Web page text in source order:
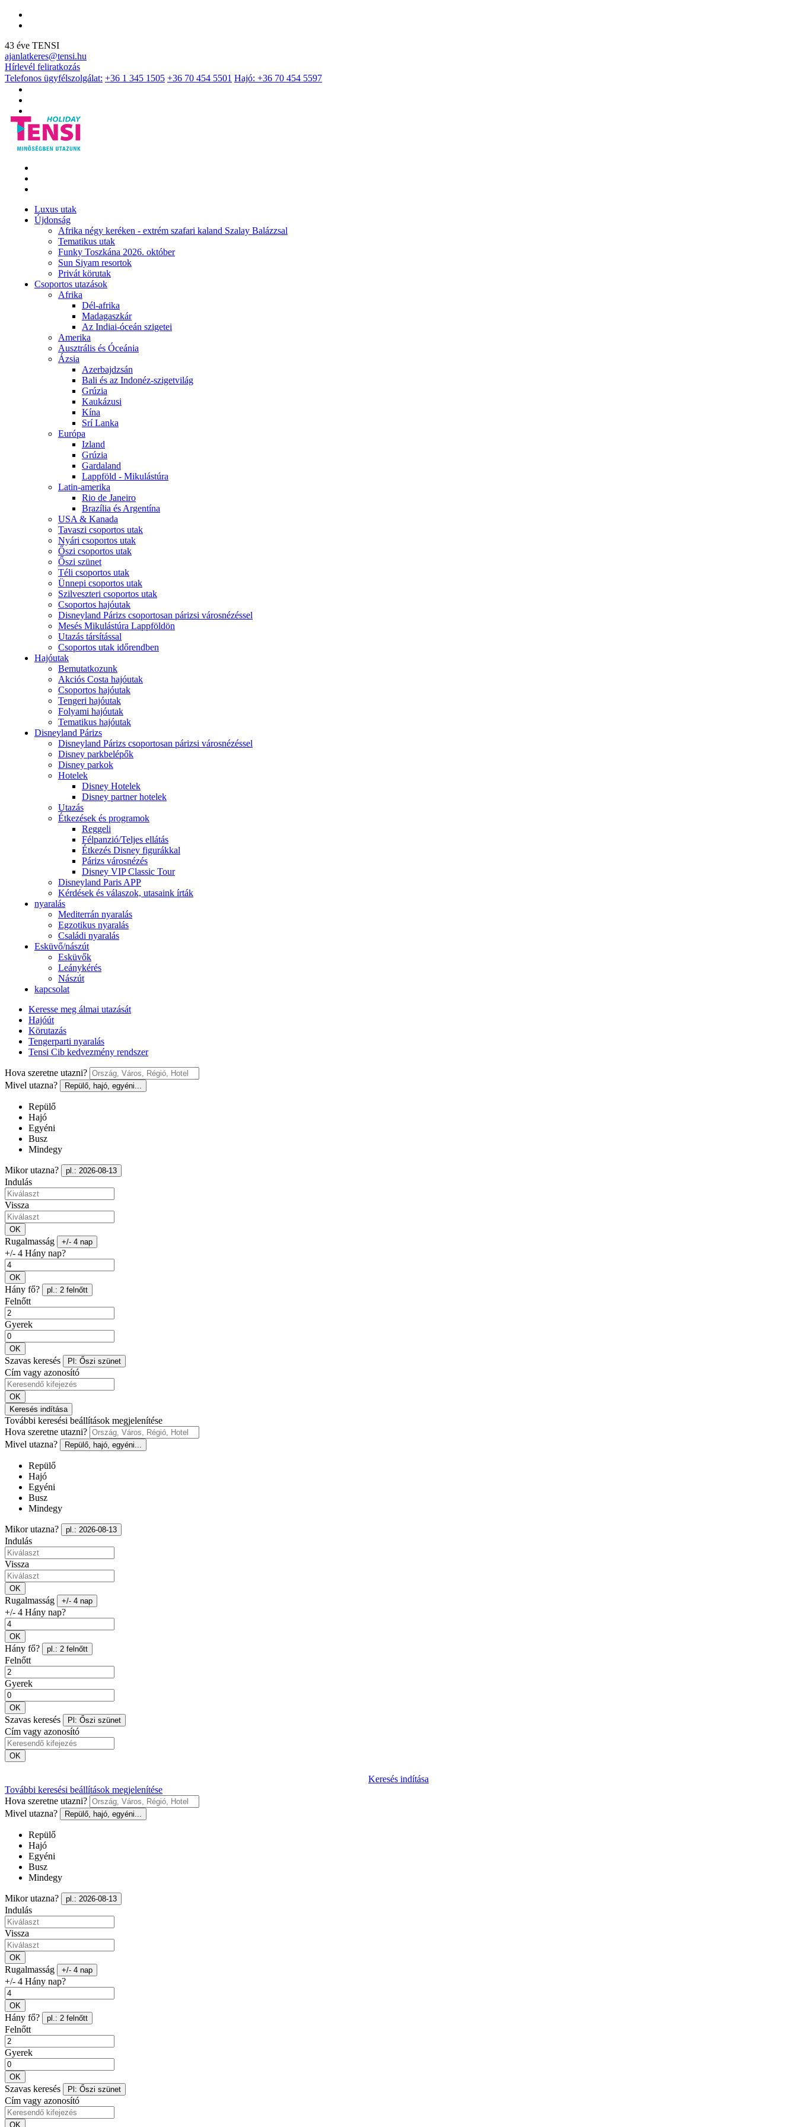
43 éve TENSI
ajanlatkeres@tensi.hu
Hírlevél feliratkozás
Telefonos ügyfélszolgálat: +36 1 345 1505 +36 70 454 5501 Hajó: +36 70 454 5597
Luxus utak
Újdonság
Afrika négy keréken - extrém szafari kaland Szalay Balázzsal
Tematikus utak
Funky Toszkána 2026. október
Sun Siyam resortok
Privát körutak
Csoportos utazások
Afrika
Dél-afrika
Madagaszkár
Az Indiai-óceán szigetei
Amerika
Ausztrális és Óceánia
Ázsia
Azerbajdzsán
Bali és az Indonéz-szigetvilág
Grúzia
Kaukázusi
Kína
Srí Lanka
Európa
Izland
Grúzia
Gardaland
Lappföld - Mikulástúra
Latin-amerika
Rio de Janeiro
Brazília és Argentína
USA & Kanada
Tavaszi csoportos utak
Nyári csoportos utak
Őszi csoportos utak
Őszi szünet
Téli csoportos utak
Ünnepi csoportos utak
Szilveszteri csoportos utak
Csoportos hajóutak
Disneyland Párizs csoportosan párizsi városnézéssel
Mesés Mikulástúra Lappföldön
Utazás társítással
Csoportos utak időrendben
Hajóutak
Bemutatkozunk
Akciós Costa hajóutak
Csoportos hajóutak
Tengeri hajóutak
Folyami hajóutak
Tematikus hajóutak
Disneyland Párizs
Disneyland Párizs csoportosan párizsi városnézéssel
Disney parkbelépők
Disney parkok
Hotelek
Disney Hotelek
Disney partner hotelek
Utazás
Étkezések és programok
Reggeli
Félpanzió/Teljes ellátás
Étkezés Disney figurákkal
Párizs városnézés
Disney VIP Classic Tour
Disneyland Paris APP
Kérdések és válaszok, utasaink írták
nyaralás
Mediterrán nyaralás
Egzotikus nyaralás
Családi nyaralás
Esküvő/nászút
Esküvők
Leánykérés
Nászút
kapcsolat
Keresse meg álmai utazását
Hajóút
Körutazás
Tengerparti nyaralás
Tensi Cib kedvezmény rendszer
Hova szeretne utazni?
Mivel utazna?
Repülő, hajó, egyéni...
Repülő
Hajó
Egyéni
Busz
Mindegy
Mikor utazna? pl.: 2026-08-13
Indulás
Vissza
OK
Rugalmasság +/- 4 nap
+/- 4 Hány nap?
OK
Hány fő? pl.: 2 felnőtt
Felnőtt
Gyerek
OK
Szavas keresés Pl: Őszi szünet
Cím vagy azonosító
OK
Keresés indítása
További keresési beállítások megjelenítése
Hova szeretne utazni?
Mivel utazna?
Repülő, hajó, egyéni...
Repülő
Hajó
Egyéni
Busz
Mindegy
Mikor utazna? pl.: 2026-08-13
Indulás
Vissza
OK
Rugalmasság +/- 4 nap
+/- 4 Hány nap?
OK
Hány fő? pl.: 2 felnőtt
Felnőtt
Gyerek
OK
Szavas keresés Pl: Őszi szünet
Cím vagy azonosító
OK
Keresés indítása
További keresési beállítások megjelenítése
Hova szeretne utazni?
Mivel utazna?
Repülő, hajó, egyéni...
Repülő
Hajó
Egyéni
Busz
Mindegy
Mikor utazna? pl.: 2026-08-13
Indulás
Vissza
OK
Rugalmasság +/- 4 nap
+/- 4 Hány nap?
OK
Hány fő? pl.: 2 felnőtt
Felnőtt
Gyerek
OK
Szavas keresés Pl: Őszi szünet
Cím vagy azonosító
OK